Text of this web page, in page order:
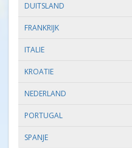
DUITSLAND
FRANKRIJK
ITALIE
KROATIE
NEDERLAND
PORTUGAL
SPANJE